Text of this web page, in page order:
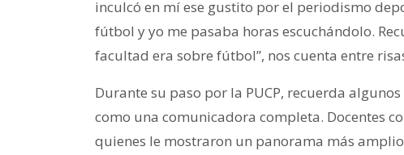
inculcó en mí ese gustito por el periodismo
fútbol y yo me pasaba horas escuchándolo.
facultad era sobre fútbol”, nos cuenta entre
Durante su paso por la PUCP, recuerda
como una comunicadora completa. Docentes
quienes le mostraron un panorama más amplio